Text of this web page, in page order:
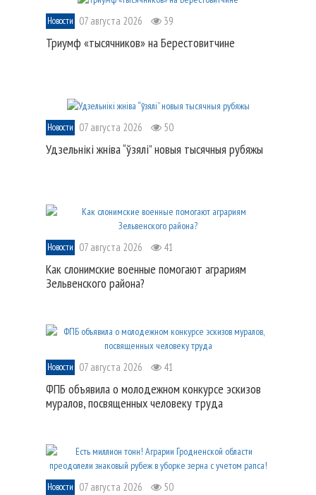
Новости 07 августа 2026 39
Триумф «тысячников» на Берестовитчине
Новости 07 августа 2026 50
Удзельнікі жніва “ўзялі” новыя тысячныя рубяжы
Новости 07 августа 2026 41
Как слонимские военные помогают аграриям
Зельвенского района?
Новости 07 августа 2026 41
ФПБ объявила о молодежном конкурсе эскизов
муралов, посвященных человеку труда
Новости 07 августа 2026 50